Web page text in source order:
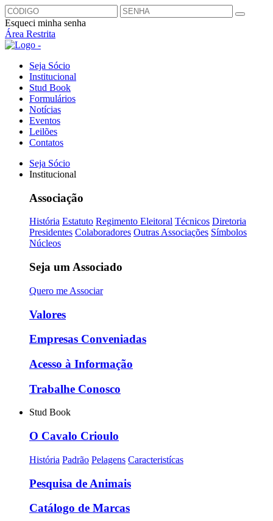
Esqueci minha senha
Área Restrita
Seja Sócio
Institucional
Stud Book
Formulários
Notícias
Eventos
Leilões
Contatos
Seja Sócio
Institucional
Associação
História Estatuto Regimento Eleitoral Técnicos Diretoria
Presidentes Colaboradores Outras Associações Símbolos
Núcleos
Seja um Associado
Quero me Associar
Valores
Empresas Conveniadas
Acesso à Informação
Trabalhe Conosco
Stud Book
O Cavalo Crioulo
História Padrão Pelagens Caracteristícas
Pesquisa de Animais
Catálogo de Marcas